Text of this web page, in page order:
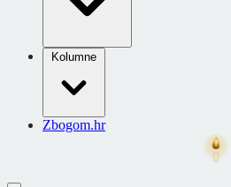
Kolumne
Zbogom.hr